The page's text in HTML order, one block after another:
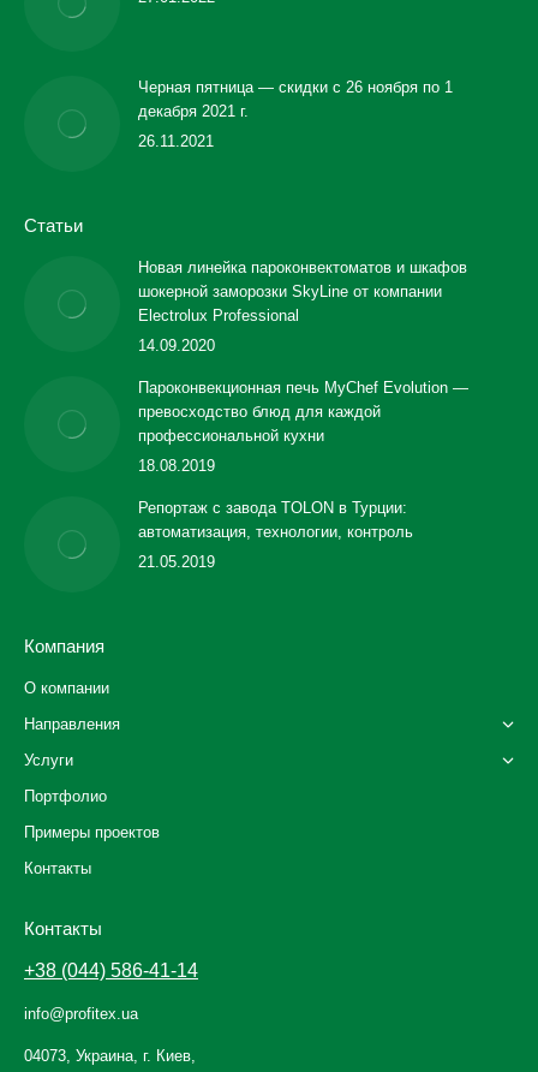
Черная пятница — скидки с 26 ноября по 1
декабря 2021 г.
26.11.2021
Статьи
Новая линейка пароконвектоматов и шкафов
шокерной заморозки SkyLine от компании
Electrolux Professional
14.09.2020
Пароконвекционная печь MyChef Evolution —
превосходство блюд для каждой
профессиональной кухни
18.08.2019
Репортаж с завода TOLON в Турции:
автоматизация, технологии, контроль
21.05.2019
Компания
О компании
Направления
Услуги
Портфолио
Примеры проектов
Контакты
Контакты
+38 (044) 586-41-14
info@profitex.ua
04073, Украина, г. Киев,